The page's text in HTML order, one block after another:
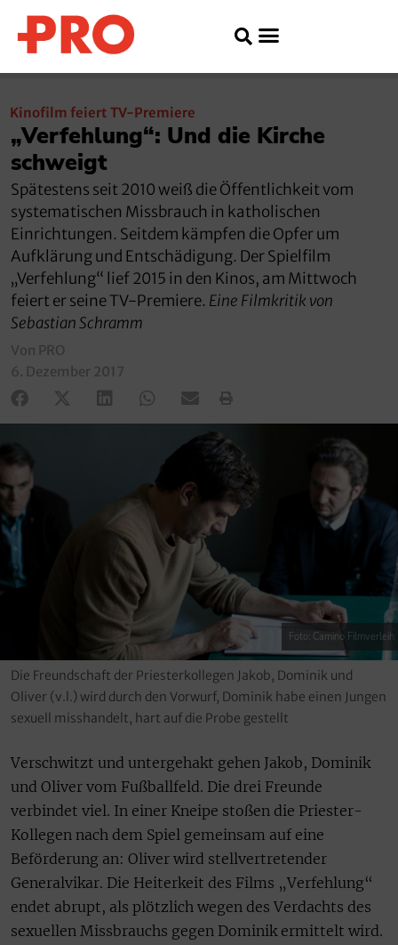
Kinofilm feiert TV-Premiere
„Verfehlung“: Und die Kirche
schweigt
Spätestens seit 2010 weiß die Öffentlichkeit vom
systematischen Missbrauch in katholischen
Einrichtungen. Seitdem kämpfen die Opfer um
Aufklärung und Entschädigung. Der Spielfilm
„Verfehlung“ lief 2015 in den Kinos, am Mittwoch
feiert er seine TV-Premiere. Eine Filmkritik von
Sebastian Schramm
Von PRO
6. Dezember 2017
Foto: Camino Filmverleih
Die Freundschaft der Priesterkollegen Jakob, Dominik und
Oliver (v.l.) wird durch den Vorwurf, Dominik habe einen Jungen
sexuell misshandelt, hart auf die Probe gestellt
Verschwitzt und untergehakt gehen Jakob, Dominik
und Oliver vom Fußballfeld. Die drei Freunde
verbindet viel. In einer Kneipe stoßen die Priester-
Kollegen nach dem Spiel gemeinsam auf eine
Beförderung an: Oliver wird stellvertretender
Generalvikar. Die Heiterkeit des Films „Verfehlung“
endet abrupt, als plötzlich wegen des Verdachts des
sexuellen Missbrauchs gegen Dominik ermittelt wird.